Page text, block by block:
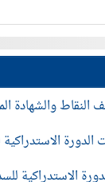
والشهادة
الدورة